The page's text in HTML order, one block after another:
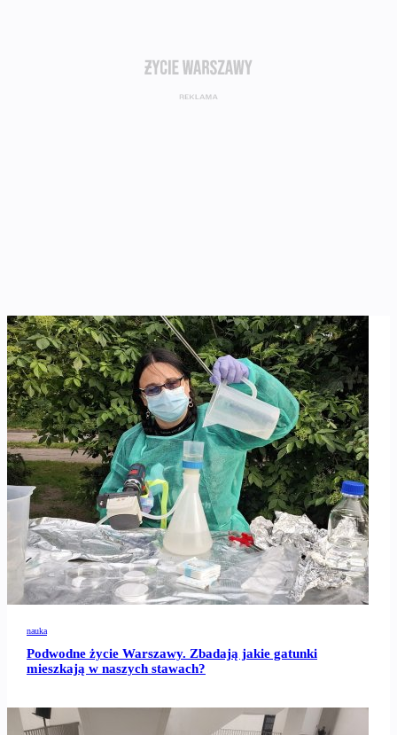
nauka
Podwodne życie Warszawy. Zbadają jakie gatunki
mieszkają w naszych stawach?